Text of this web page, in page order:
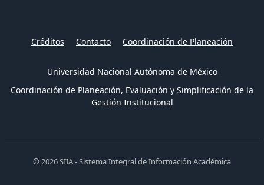
Créditos Contacto Coordinación de Planeación
Universidad Nacional Autónoma de México
Coordinación de Planeación, Evaluación y Simplificación de la
Gestión Institucional
© 2026 SIIA - Sistema Integral de Información Académica